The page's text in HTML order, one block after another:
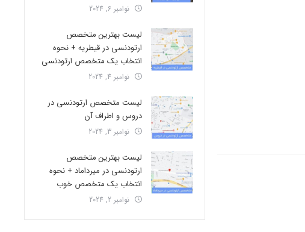
نوامبر 6, 2024
لیست بهترین متخصص
ارتودنسی در قیطریه + نحوه
انتخاب یک متخصص ارتودنسی
نوامبر 4, 2024
لیست متخصص ارتودنسی در
دروس و اطراف آن
نوامبر 3, 2024
لیست بهترین متخصص
ارتودنسی در میرداماد + نحوه
انتخاب یک متخصص خوب
نوامبر 2, 2024